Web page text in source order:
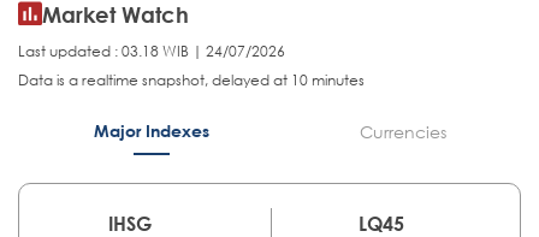
Market Watch
Last updated : 03.18 WIB | 24/07/2026
Data is a realtime snapshot, delayed at 10 minutes
Major Indexes Currencies
IHSG
LQ45